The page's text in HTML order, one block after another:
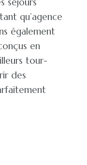
qu’agence
également
en
tour-
des